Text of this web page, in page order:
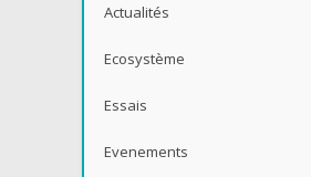
Actualités
Ecosystème
Essais
Evenements